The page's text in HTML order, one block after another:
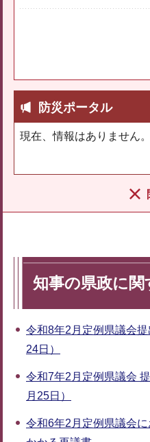
防災ポータル
現在、情報はありません。
知事の県政に関
令和8年2月定例県議会
24日）
令和7年2月定例県議会
月25日）
令和6年2月定例県議会